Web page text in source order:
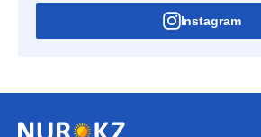
Instagram